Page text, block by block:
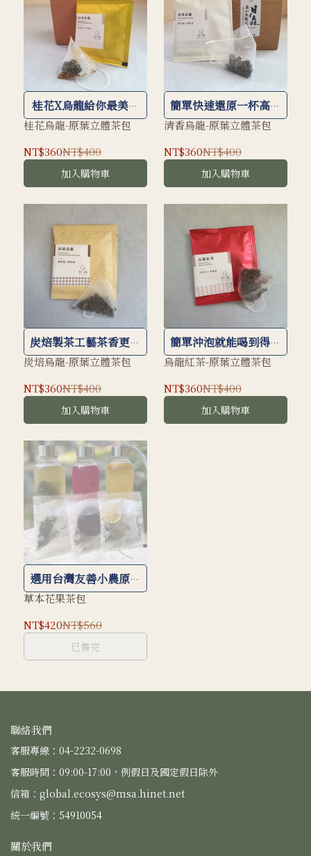
桂花X烏龍給你最美好
的風味
桂花烏龍-原葉立體茶包
NT$360NT$400
加入購物車
簡單快速還原一杯高山
好茶
清香烏龍-原葉立體茶包
NT$360NT$400
加入購物車
炭焙製茶工藝茶香更添
層次
炭焙烏龍-原葉立體茶包
NT$360NT$400
加入購物車
簡單沖泡就能喝到得獎
好茶
烏龍紅茶-原葉立體茶包
NT$360NT$400
加入購物車
選用台灣友善小農原片
花果乾製作
草本花果茶包
NT$420NT$560
已售完
聯絡我們
客服專線：04-2232-0698
客服時間：09:00-17:00，例假日及國定假日除外
信箱：global.ecosys@msa.hinet.net
統一編號：54910054
關於我們